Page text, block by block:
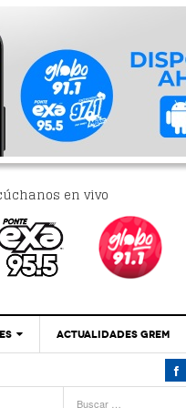
en vivo
‘Se Vale Soñar
ACTUALIDADES GREM